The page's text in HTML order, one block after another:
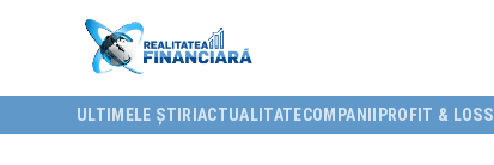
ULTIMELE ȘTIRI ACTUALITATECOMPANII PROFIT & LOSS